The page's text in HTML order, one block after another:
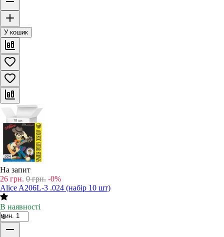
У кошик
На запит
26 грн. 0 грн. -0%
Alice A206L-3 .024 (набір 10 шт)
В наявності
мин. 1